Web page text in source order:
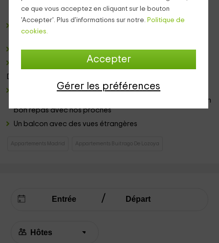
ce que vous acceptez en cliquant sur le bouton
'Accepter'. Plus d'informations sur notre. Politique de
cookies.
Accepter
Gérer les préférences
crucial avec une fenêtre à l'étranger. Il a un évier avec un
design en bois et WC
une zone de restauration
avec une table de chaises en
bois bouillies dans des couleurs blanches
Lesalona une télévision à écran plat
entièrement équipée
Dans le
une terrasse avec une zone membreavec table et
chaises. C'est un espace idéal pour goûter et profiter d'un
bon repas avec nos proches
Un balcon avec des vues étrangères
Appartements Madrid Appartements Buitrago De Lozoya